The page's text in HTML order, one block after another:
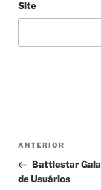
Site
Navegação
Post
Post
anterior
ANTERIOR
Battlestar
de Usuários